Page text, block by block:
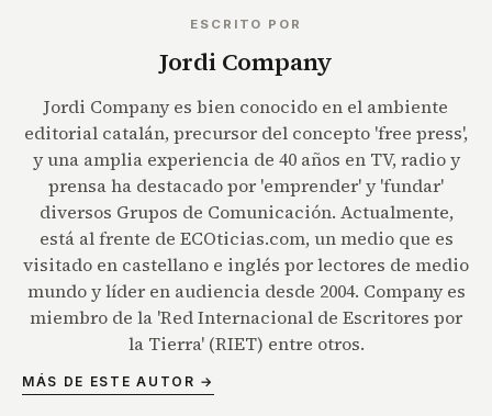
ESCRITO POR
Jordi Company
Jordi Company es bien conocido en el ambiente
editorial catalán, precursor del concepto 'free press',
y una amplia experiencia de 40 años en TV, radio y
prensa ha destacado por 'emprender' y 'fundar'
diversos Grupos de Comunicación. Actualmente,
está al frente de ECOticias.com, un medio que es
visitado en castellano e inglés por lectores de medio
mundo y líder en audiencia desde 2004. Company es
miembro de la 'Red Internacional de Escritores por
la Tierra' (RIET) entre otros.
MÁS DE ESTE AUTOR →